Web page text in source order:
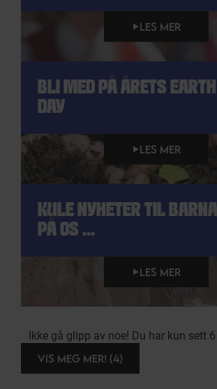
LES MER
BLI MED PÅ ÅRETS EARTH
DAY
LES MER
KULE NYHETER TIL BARNA
PÅ OS ...
LES MER
Ikke gå glipp av noe! Du har kun sett
VIS MEG MER! (4)